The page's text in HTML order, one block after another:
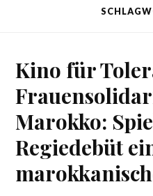
Kino für
Marokko:
Regiedebüt